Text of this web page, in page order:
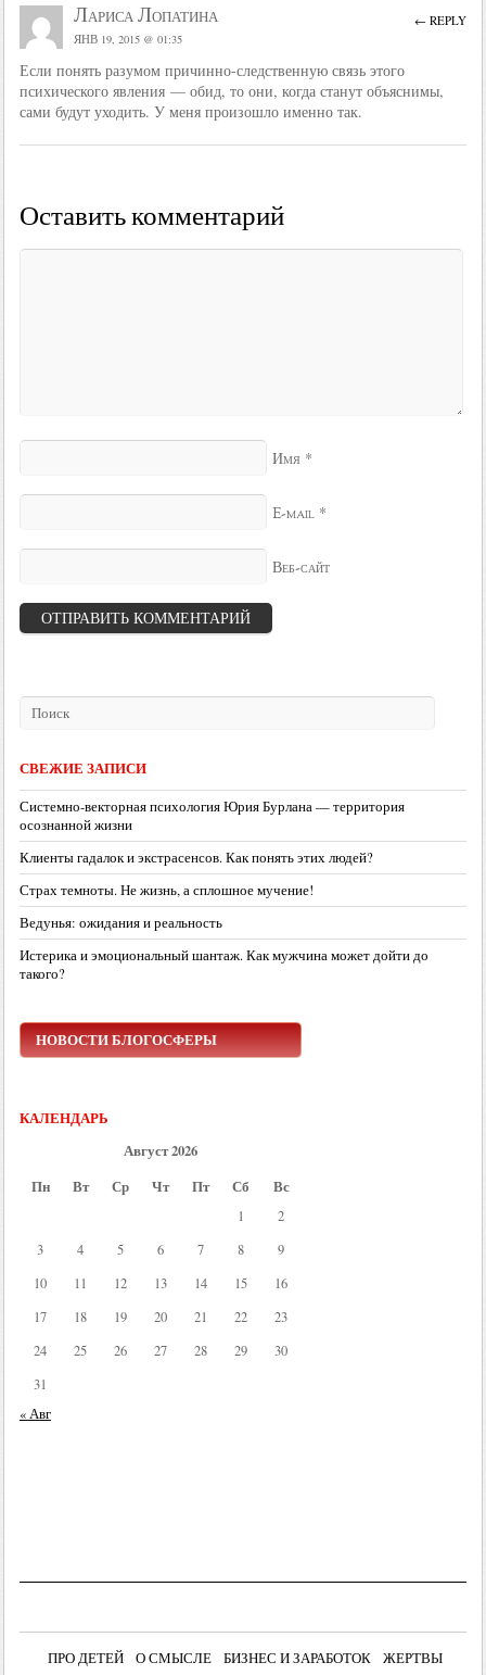
Лариса Лопатина
ЯНВ 19, 2015 @ 01:35
Если понять разумом причинно-следственную связь этого
психического явления — обид, то они, когда станут объяснимы,
сами будут уходить. У меня произошло именно так.
← REPLY
Оставить комментарий
Имя *
E-mail *
Веб-сайт
СВЕЖИЕ ЗАПИСИ
Системно-векторная психология Юрия Бурлана — территория
осознанной жизни
Клиенты гадалок и экстрасенсов. Как понять этих людей?
Страх темноты. Не жизнь, а сплошное мучение!
Ведунья: ожидания и реальность
Истерика и эмоциональный шантаж. Как мужчина может дойти до
такого?
НОВОСТИ БЛОГОСФЕРЫ
КАЛЕНДАРЬ
Август 2026
Пн
Вт Ср Чт Пт Сб Вс
1
2
3
4 5 6 7 8
9
10
11 12 13 14 15
16
17
18 19 20 21 22
23
24
25 26 27 28 29
30
31
« Авг
ПРО ДЕТЕЙ О СМЫСЛЕ БИЗНЕС И ЗАРАБОТОК
ЖЕРТВЫ